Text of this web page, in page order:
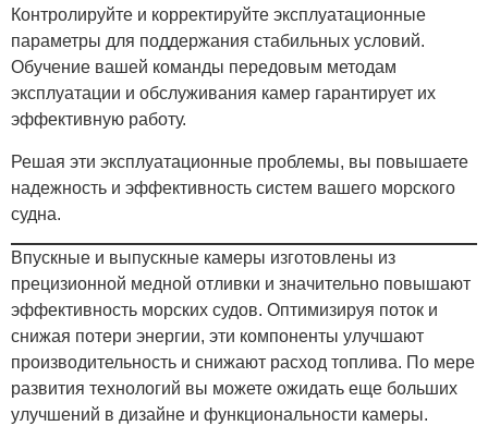
Контролируйте и корректируйте эксплуатационные
параметры для поддержания стабильных условий.
Обучение вашей команды передовым методам
эксплуатации и обслуживания камер гарантирует их
эффективную работу.
Решая эти эксплуатационные проблемы, вы повышаете
надежность и эффективность систем вашего морского
судна.
Впускные и выпускные камеры изготовлены из
прецизионной медной отливки и значительно повышают
эффективность морских судов. Оптимизируя поток и
снижая потери энергии, эти компоненты улучшают
производительность и снижают расход топлива. По мере
развития технологий вы можете ожидать еще больших
улучшений в дизайне и функциональности камеры.